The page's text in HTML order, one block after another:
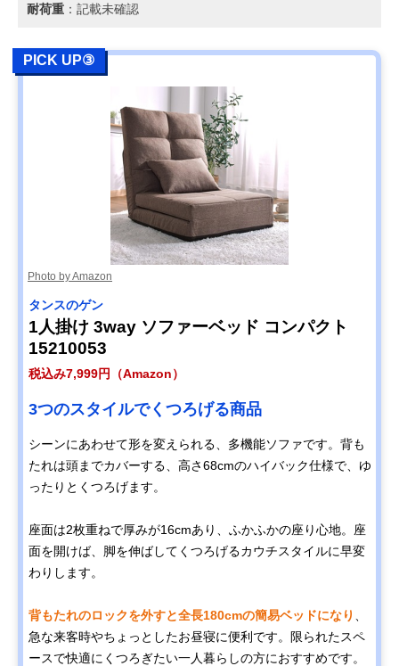
耐荷重 ：記載未確認
PICK UP③
Photo by Amazon
タンスのゲン
1人掛け 3way ソファーベッド コンパクト
15210053
税込み7,999円（Amazon）
3つのスタイルでくつろげる商品
シーンにあわせて形を変えられる、多機能ソファです。背も
たれは頭までカバーする、高さ68cmのハイバック仕様で、ゆ
ったりとくつろげます。
座面は2枚重ねで厚みが16cmあり、ふかふかの座り心地。座
面を開けば、脚を伸ばしてくつろげるカウチスタイルに早変
わりします。
背もたれのロックを外すと全長180cmの簡易ベッドになり
急な来客時やちょっとしたお昼寝に便利です。限られたスペ
ースで快適にくつろぎたい一人暮らしの方におすすめです。